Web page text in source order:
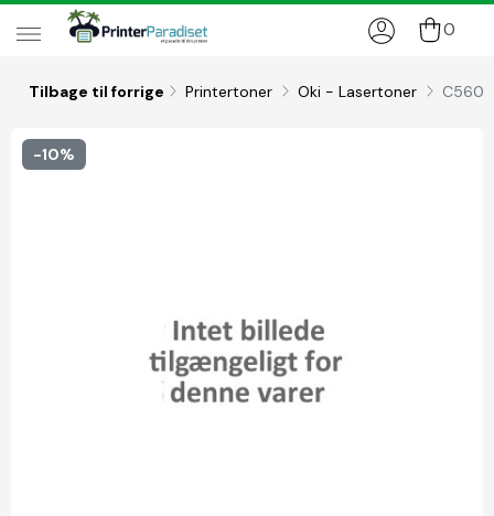
0
Tilbage til forrige Printertoner Oki - Lasertoner
-10%